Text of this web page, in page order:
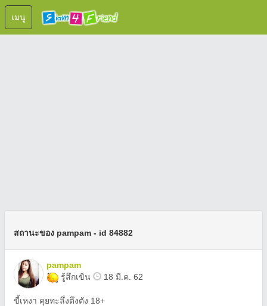
เมนู
สถานะของ pampam - id 84882
pampam
รู้สึกเขิน
18 มี.ค. 62
ขี้เหงา คุยทะลึ่งตึงตัง 18+